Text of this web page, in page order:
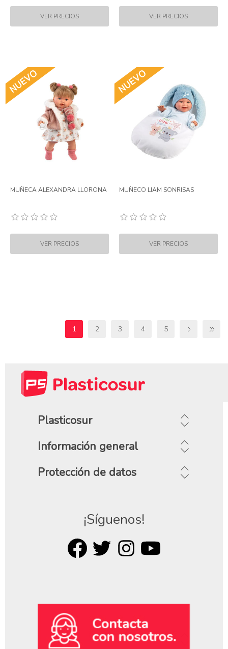
MUÑECA ALEXANDRA LLORONA MUÑECO LIAM SONRISAS
1 2 3 4 5
Plasticosur
Información general
Protección de datos
¡Síguenos!